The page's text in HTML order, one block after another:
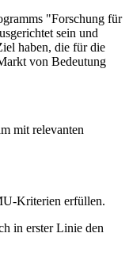
"Forschung für
sein und
haben, die für die
von Bedeutung
mit relevanten
Kriterien erfüllen.
in erster Linie den